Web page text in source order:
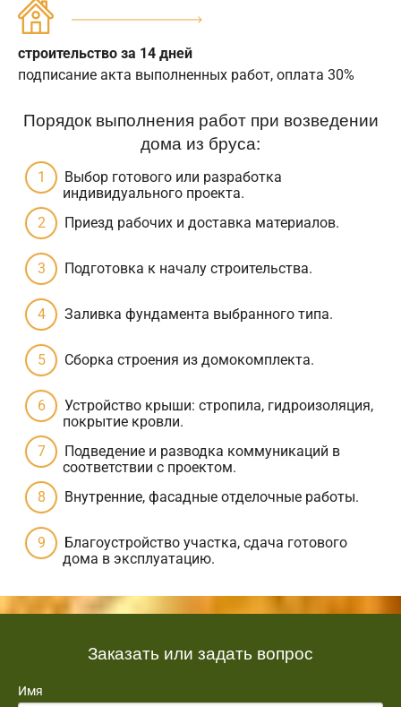
строительство за 14 дней
подписание акта выполненных работ, оплата 30%
Порядок выполнения работ при возведении
дома из бруса:
Выбор готового или разработка
индивидуального проекта.
Приезд рабочих и доставка материалов.
Подготовка к началу строительства.
Заливка фундамента выбранного типа.
Сборка строения из домокомплекта.
Устройство крыши: стропила, гидроизоляция,
покрытие кровли.
Подведение и разводка коммуникаций в
соответствии с проектом.
Внутренние, фасадные отделочные работы.
Благоустройство участка, сдача готового
дома в эксплуатацию.
Заказать или задать вопрос
Имя